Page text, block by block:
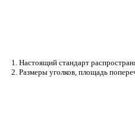
1. Настоящий стандарт
2. Размеры уголков, площадь